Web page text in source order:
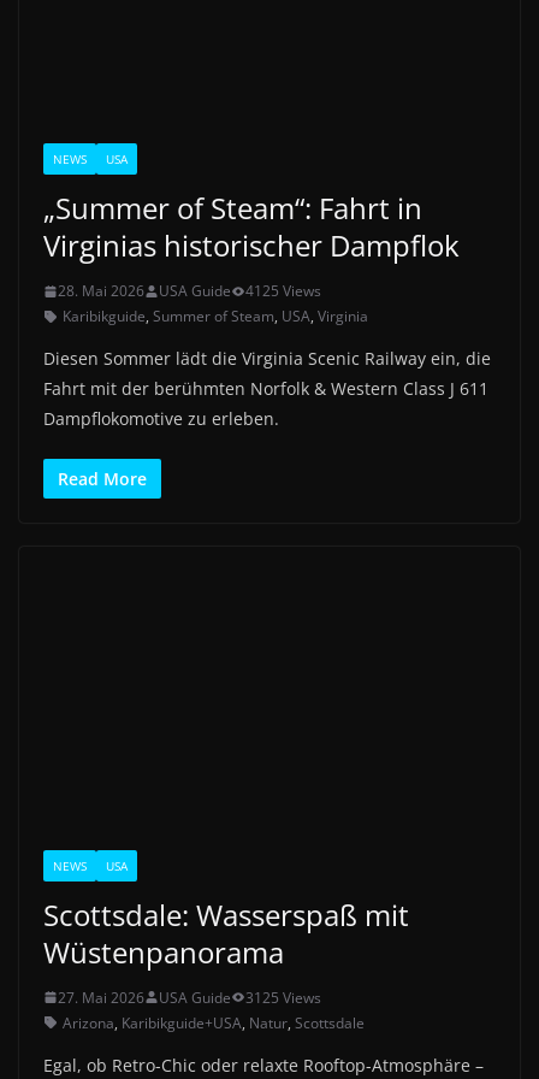
NEWS USA
„Summer of Steam“: Fahrt in
Virginias historischer Dampflok
28. Mai 2026 USA Guide
4125 Views
Karibikguide, Summer of Steam, USA, Virginia
Diesen Sommer lädt die Virginia Scenic Railway ein, die
Fahrt mit der berühmten Norfolk & Western Class J 611
Dampflokomotive zu erleben.
Read More
NEWS USA
Scottsdale: Wasserspaß mit
Wüstenpanorama
27. Mai 2026 USA Guide
3125 Views
Arizona, Karibikguide+USA, Natur, Scottsdale
Egal, ob Retro-Chic oder relaxte Rooftop-Atmosphäre –